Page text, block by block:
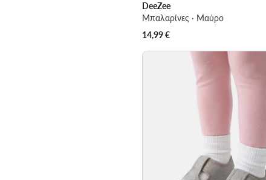
DeeZee
Μπαλαρίνες · Μαύρο
14,99€